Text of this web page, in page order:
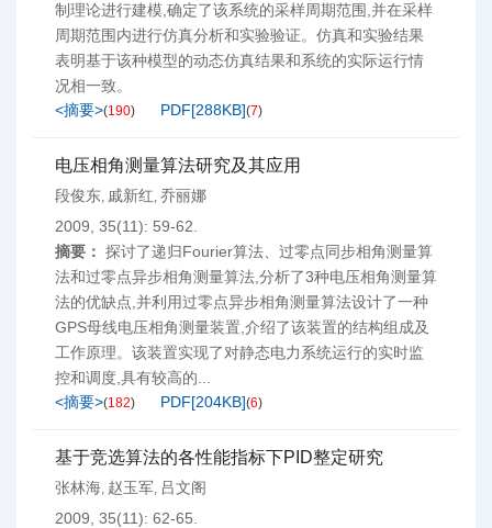
制理论进行建模,确定了该系统的采样周期范围,并在采样
周期范围内进行仿真分析和实验验证。仿真和实验结果
表明基于该种模型的动态仿真结果和系统的实际运行情
况相一致。
<摘要>(190) PDF[288KB](7)
电压相角测量算法研究及其应用
段俊东, 戚新红, 乔丽娜
2009, 35(11): 59-62.
摘要： 探讨了递归Fourier算法、过零点同步相角测量算
法和过零点异步相角测量算法,分析了3种电压相角测量算
法的优缺点,并利用过零点异步相角测量算法设计了一种
GPS母线电压相角测量装置,介绍了该装置的结构组成及
工作原理。该装置实现了对静态电力系统运行的实时监
控和调度,具有较高的...
<摘要>(182) PDF[204KB](6)
基于竞选算法的各性能指标下PID整定研究
张林海, 赵玉军, 吕文阁
2009, 35(11): 62-65.